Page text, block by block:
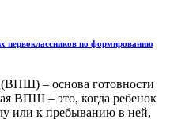
первоклассников по формированию
– основа готовности
ВПШ – это, когда ребенок
или к пребыванию в ней,